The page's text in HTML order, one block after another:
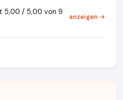
5,00 / 5,00 von 9
anzeigen →